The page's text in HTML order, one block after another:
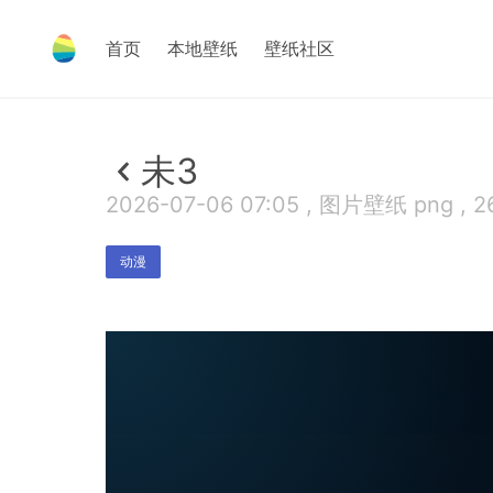
首页 本地壁纸 壁纸社区
未3
2026-07-06 07:05 , 图片壁纸 png ,
动漫